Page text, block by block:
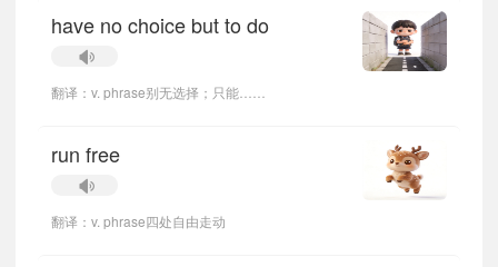
have no choice but to do
翻译：v. phrase别无选择；只能……
run free
翻译：v. phrase四处自由走动